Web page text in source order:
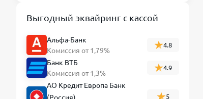
Пошаговая инструкция по открытию
ИП
Типичные ошибки при регистрации
ИП и как их избежать
Выгодный эквайринг с кассой
Альфа-Банк
Комиссия от 1,79%
4.8
Банк ВТБ
Комиссия от 1,3%
4.9
АО Кредит Европа Банк
5